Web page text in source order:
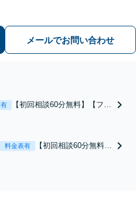
げ／英仏日契約法務／ハーグ条約案
などお任せ【WEB対応｜休日・夜間
メールでお問い合わせ
【初回相談60分無料】【フラ
ネットワークを活かし、あな
たが真に望む解決を目指しま
料金表有
【初回相談60分無料】